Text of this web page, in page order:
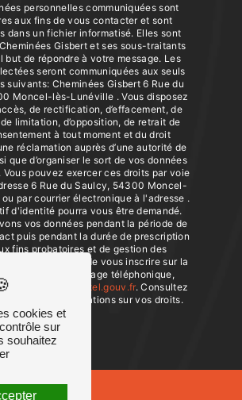
personnelles communiquées sont
aux fins de vous contacter et sont
dans un fichier informatisé. Elles sont
Gisbert et ses sous-traitants
but de répondre à votre message. Les
seront communiquées aux seuls
suivants: Cheminées Gisbert 6 Rue du
Moncel-lès-Lunéville . Vous disposez
de rectification, d’effacement, de
limitation, d’opposition, de retrait de
à tout moment et du droit
réclamation auprès d’une autorité de
que d’organiser le sort de vos données
Vous pouvez exercer ces droits par voie
6 Rue du Saulcy, 54300 Moncel-
par courrier électronique à l'adresse .
d'identité pourra vous être demandé.
vos données pendant la période de
puis pendant la durée de prescription
fins probatoires et de gestion des
Vous avez le droit de vous inscrire sur la
au démarchage téléphonique,
adresse:
Bloctel.gouv.fr. Consultez
pour plus d’informations sur vos droits.
cookies et
sur
souhaitez